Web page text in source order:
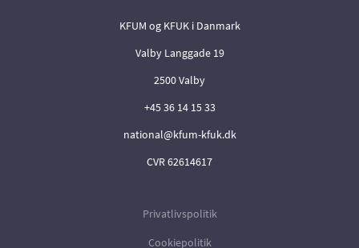
KFUM og KFUK i Danmark
Valby Langgade 19
2500 Valby
+45 36 14 15 33
national@kfum-kfuk.dk
CVR 62614617
Privatlivspolitik
Cookiepolitik